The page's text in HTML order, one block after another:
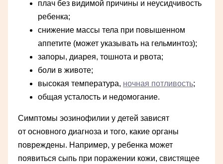
плач без видимой причины и неусидчивость
ребенка;
снижение массы тела при повышенном
аппетите (может указывать на гельминтоз);
запоры, диарея, тошнота и рвота;
боли в животе;
высокая температура, ночная потливость;
общая усталость и недомогание.
Симптомы эозинофилии у детей зависят
от основного диагноза и того, какие органы
повреждены. Например, у ребенка может
появиться сыпь при поражении кожи, свистящее